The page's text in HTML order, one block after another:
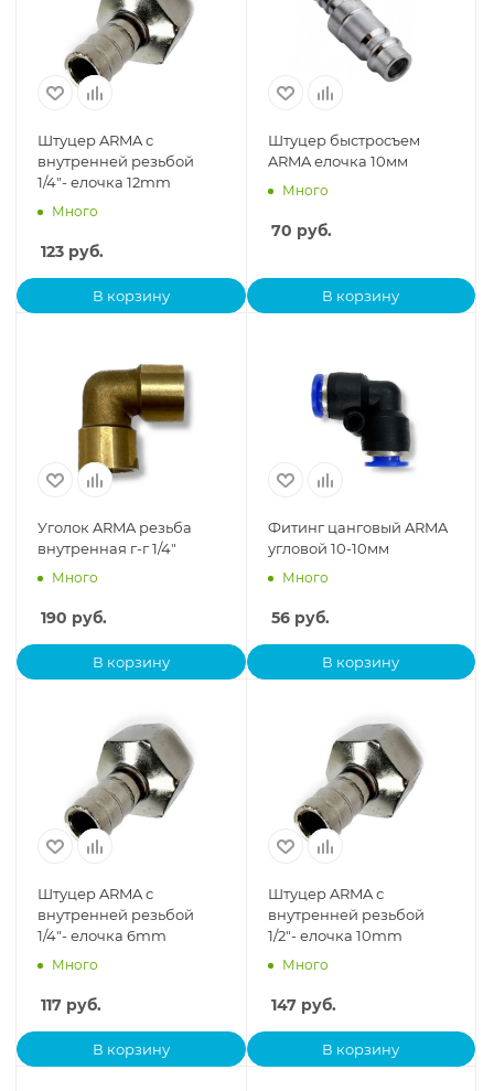
Штуцер ARMA с
внутренней резьбой
1/4"- елочка 12mm
Много
123 руб.
В корзину
Штуцер быстросъем
ARMA елочка 10мм
Много
70 руб.
В корзину
Уголок ARMA резьба
внутренная г-г 1/4"
Много
190 руб.
В корзину
Фитинг цанговый ARMA
угловой 10-10мм
Много
56руб.
В корзину
Штуцер ARMA с
внутренней резьбой
1/4"- елочка 6mm
Много
117 руб.
В корзину
Штуцер ARMA с
внутренней резьбой
1/2"- елочка 10mm
Много
147руб.
В корзину